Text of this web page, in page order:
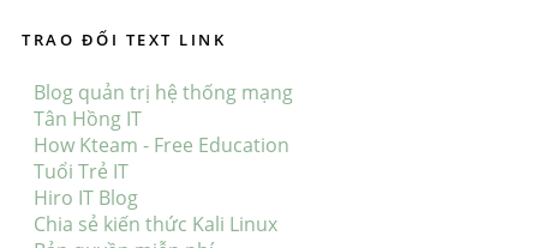
TRAO ĐỔI TEXT LINK
Blog quản trị hệ thống mạng
Tân Hồng IT
How Kteam - Free Education
Tuổi Trẻ IT
Hiro IT Blog
Chia sẻ kiến thức Kali Linux